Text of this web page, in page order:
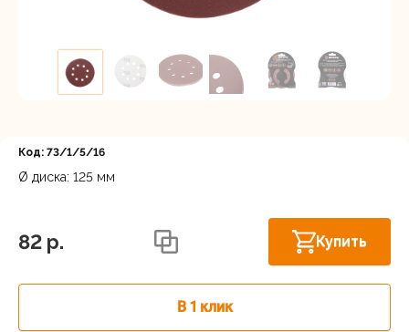
Код: 73/1/5/16
Ø диска: 125 мм
82 p. Купить
В 1 клик
31-й км, 34/1
В наличии
г.Балашиха: шоссе Энтузиастов,
Западная коммунальная зона, вл. 4